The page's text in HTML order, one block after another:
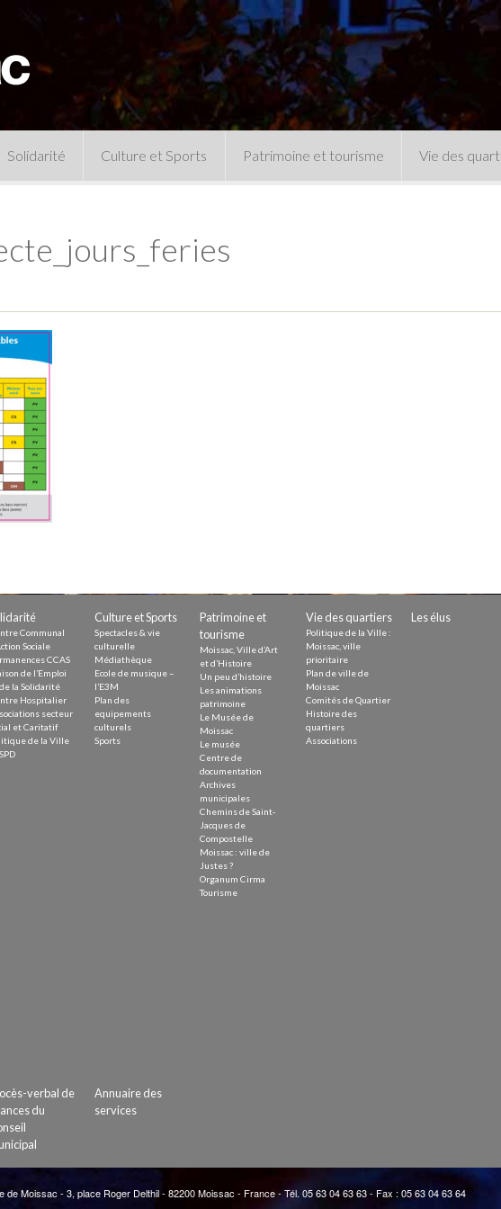
durable
Solidarité
intrafamiliales
Culture et Sports Patrimoine et tourisme
Le musée
Vie des
Communal
Sociale
CCAS
de l’Emploi
la Solidarité
Hospitalier
secteur
et Caritatif
de la Ville
Culture et Sports
Spectacles & vie
culturelle
Médiathèque
Ecole de musique –
l’E3M
Plan des
equipements
culturels
Sports
Patrimoine et
tourisme
Moissac, Ville d’Art
et d’Histoire
Un peu d’histoire
Les animations
patrimoine
Le Musée de
Moissac
Le musée
Centre de
documentation
Archives
municipales
Chemins de Saint-
Jacques de
Compostelle
Moissac : ville de
Justes ?
Organum Cirma
Tourisme
Vie des quartiers
Politique de la Ville :
Moissac, ville
prioritaire
Plan de ville de
Moissac
Comités de Quartier
Histoire des
quartiers
Associations
Les élus
verbal de
du
Annuaire des
services
de Moissac - 3, place Roger Delthil - 82200 Moissac - France - Tél. 05 63 04 63 63 - Fax : 05 63 04 63 64